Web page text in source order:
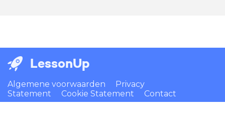
LessonUp
Algemene voorwaarden
Privacy
Statement
Cookie Statement Contact